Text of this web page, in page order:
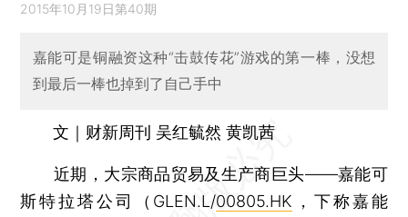
2015年10月19日第40期
嘉能可是铜融资这种“击鼓传花”游戏的第一棒，没想
到最后一棒也掉到了自己手中
文｜财新周刊 吴红毓然 黄凯茜
近期，大宗商品贸易及生产商巨头——嘉能可
斯特拉塔公司（GLEN.L/00805.HK ，下称嘉能